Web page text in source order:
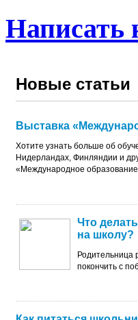
Написать
Новые статьи
Выставка
Хотите узнать больше об
Нидерландах, Финляндии и
«Международное
Что
на школу?
Родительница
покончить с